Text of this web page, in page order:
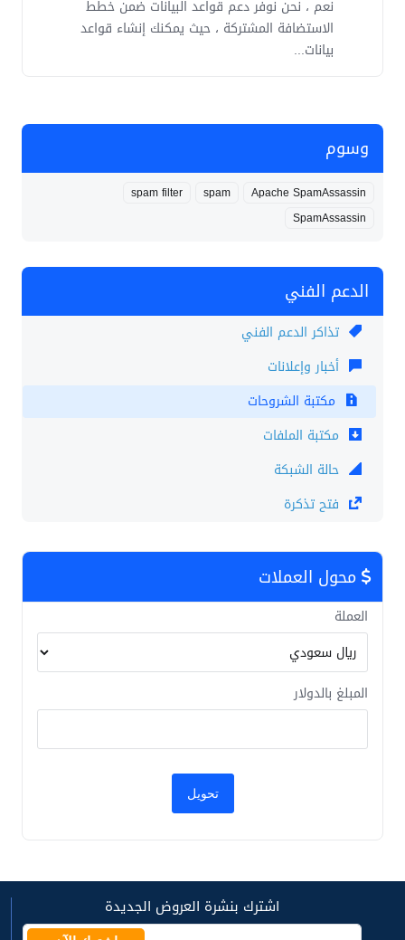
وسوم
Apache SpamAssassin
spam
spam filter
SpamAssassin
الدعم الفني
تذاكر الدعم الفني
أخبار وإعلانات
مكتبة الشروحات
مكتبة الملفات
حالة الشبكة
فتح تذكرة
محول العملات
العملة
المبلغ بالدولار
نعم ، نحن نوفر دعم قواعد البيانات ضمن خطط
الاستضافة المشتركة ، حيث يمكنك إنشاء قواعد
بيانات...
اشترك بنشرة العروض الجديدة